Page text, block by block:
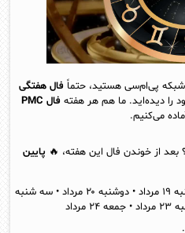
شبکه پی‌ام‌سی هستید، حتماً فال هفتگی
دیده‌اید. ما هم هر هفته فال PMC
می‌کنیم.
از خوندن فال این هفته، 🔥 پایین
شنبه ۱۸ مرداد • یکشنبه ۱۹ مرداد • دوشنبه ۲۰ مرداد • سه شنبه